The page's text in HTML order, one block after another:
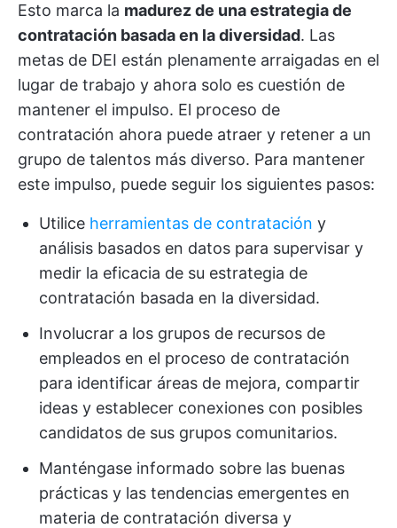
Esto marca la madurez de una estrategia de
contratación basada en la diversidad. Las
metas de DEI están plenamente arraigadas en el
lugar de trabajo y ahora solo es cuestión de
mantener el impulso. El proceso de
contratación ahora puede atraer y retener a un
grupo de talentos más diverso. Para mantener
este impulso, puede seguir los siguientes pasos:
Utilice herramientas de contratación y
análisis basados en datos para supervisar y
medir la eficacia de su estrategia de
contratación basada en la diversidad.
Involucrar a los grupos de recursos de
empleados en el proceso de contratación
para identificar áreas de mejora, compartir
ideas y establecer conexiones con posibles
candidatos de sus grupos comunitarios.
Manténgase informado sobre las buenas
prácticas y las tendencias emergentes en
materia de contratación diversa y